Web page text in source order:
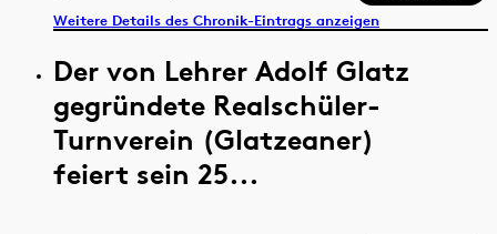
Weitere Details des Chronik-Eintrags anzeigen
Der von Lehrer Adolf Glatz
gegründete Realschüler-
Turnverein (Glatzeaner)
feiert sein 25...